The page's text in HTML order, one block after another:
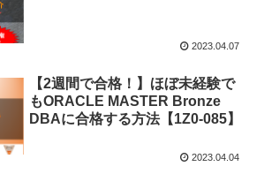
2023.04.07
【2週間で合格！】ほぼ未経験で
もORACLE MASTER Bronze
DBAに合格する方法【1Z0-085】
2023.04.04